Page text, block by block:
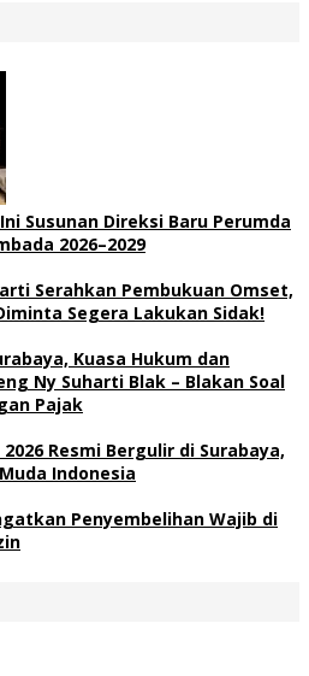
Susunan Direksi Baru Perumda
2026–2029
Serahkan Pembukuan Omset,
Segera Lakukan Sidak!
Kuasa Hukum dan
Ny Suharti Blak – Blakan Soal
Pajak
Resmi Bergulir di Surabaya,
Indonesia
Penyembelihan Wajib di